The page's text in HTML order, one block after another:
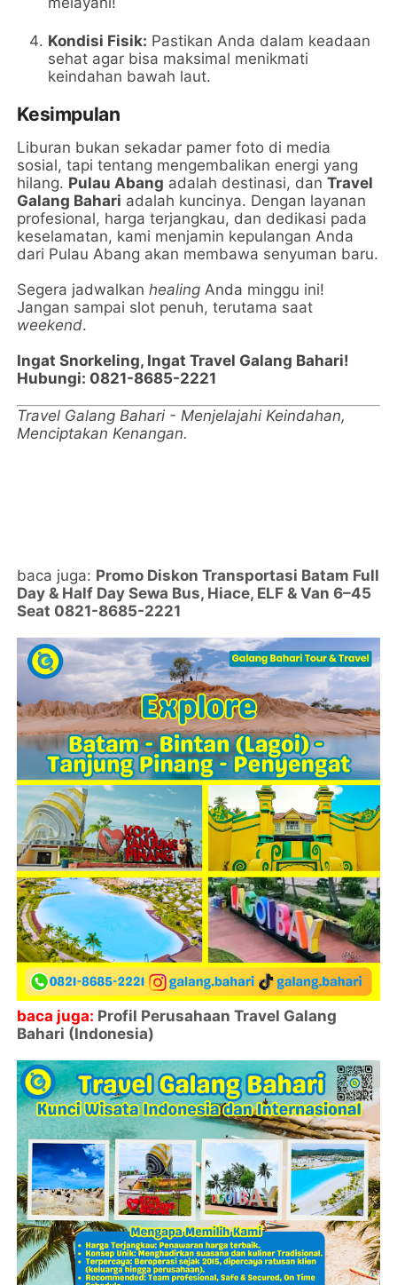
Kondisi Fisik: Pastikan Anda dalam keadaan
sehat agar bisa maksimal menikmati
keindahan bawah laut.
Kesimpulan
Liburan bukan sekadar pamer foto di media
sosial, tapi tentang mengembalikan energi yang
hilang. Pulau Abang adalah destinasi, danTravel
Galang Bahari adalah kuncinya. Dengan layanan
profesional, harga terjangkau, dan dedikasi pada
keselamatan, kami menjamin kepulangan Anda
dari Pulau Abang akan membawa senyuman baru.
Segera jadwalkanhealing Anda minggu ini!
Jangan sampai slot penuh, terutama saat
weekend.
Ingat Snorkeling, Ingat Travel Galang Bahari!
Hubungi: 0821-8685-2221
Travel Galang Bahari - Menjelajahi Keindahan,
Menciptakan Kenangan.
baca juga: Promo Diskon Transportasi Batam Full
Day & Half Day Sewa Bus, Hiace, ELF & Van 6–45
Seat 0821-8685-2221
baca juga: Profil Perusahaan Travel Galang
Bahari (Indonesia)